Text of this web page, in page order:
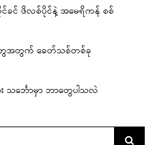
ခင် ဖိလစ်ပိုင်နဲ့ အမေရိကန် စစ်
ေအတွက် ခေတ်သစ်တစ်ခု
သင်္ဘောမှာ ဘာတွေပါသလဲ